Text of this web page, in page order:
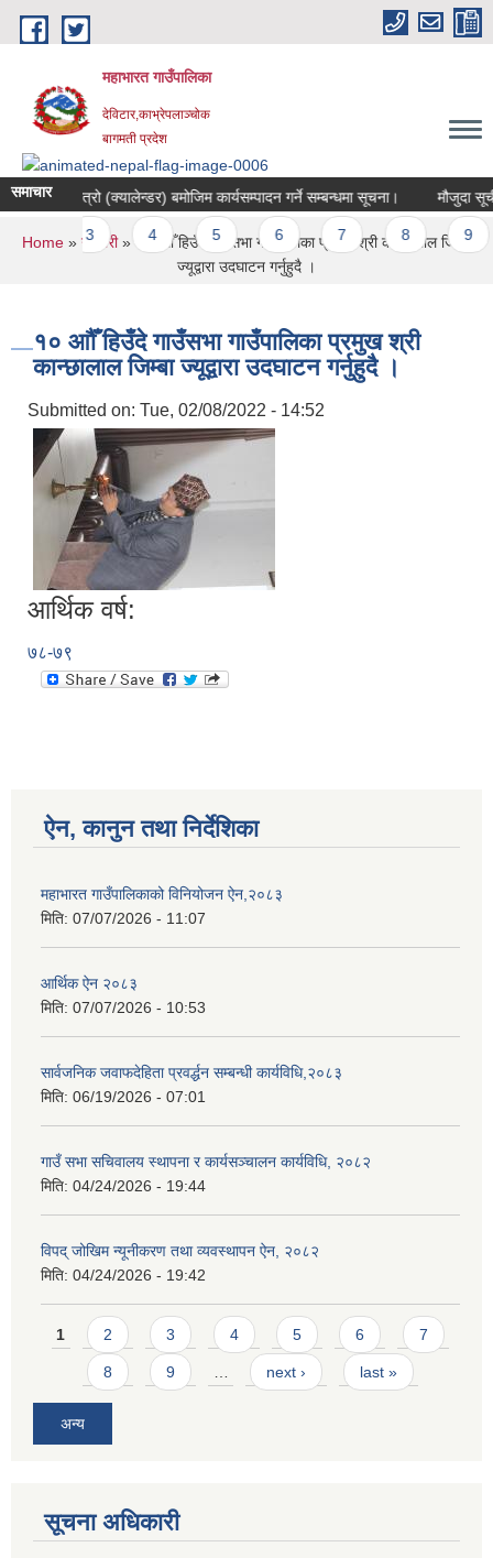
Skip to main content
महाभारत गाउँपालिका
देविटार,काभ्रेपलाञ्चोक
बागमती प्रदेश
समाचारकार्यपात्रो (क्यालेन्डर) बमोजिम कार्यसम्पादन गर्ने सम्बन्धमा सूचना। मौजुदा
3
You are here
Home » ग्यालरी» १० आौँ हिउँदे गाउँसभा गाउँपालिका प्रमुख श्री कान्छालाल जिम्बा
ज्यूद्वारा उदघाटन गर्नुहुदै ।
१० आौँ हिउँदे गाउँसभा गाउँपालिका प्रमुख श्री
कान्छालाल जिम्बा ज्यूद्वारा उदघाटन गर्नुहुदै ।
Submitted on: Tue, 02/08/2022 - 14:52
आर्थिक वर्ष:
७८-७९
ऐन, कानुन तथा निर्देशिका
महाभारत गाउँपालिकाको विनियोजन ऐन,२०८३
मिति: 07/07/2026 - 11:07
आर्थिक ऐन २०८३
मिति: 07/07/2026 - 10:53
सार्वजनिक जवाफदेहिता प्रवर्द्धन सम्बन्धी कार्यविधि,२०८३
मिति: 06/19/2026 - 07:01
गाउँ सभा सचिवालय स्थापना र कार्यसञ्चालन कार्यविधि, २०८२
मिति: 04/24/2026 - 19:44
विपद् जोखिम न्यूनीकरण तथा व्यवस्थापन ऐन, २०८२
मिति: 04/24/2026 - 19:42
Pages
1 2 3 4 5 6 7
8 9 next › last »
अन्य
सूचना अधिकारी